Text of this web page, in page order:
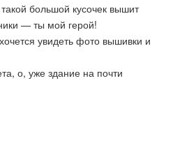
большой кусочек вышит
— ты мой герой!
увидеть фото вышивки и
о, уже здание на почти